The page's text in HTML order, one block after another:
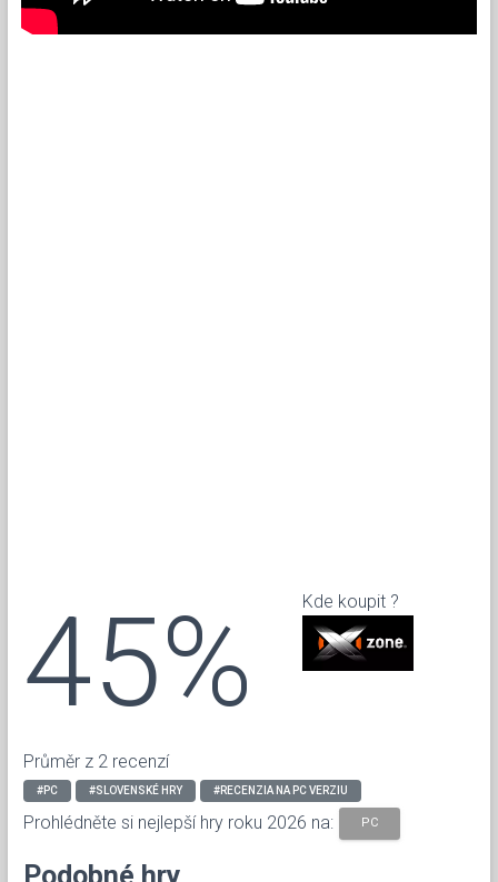
45%
Průměr z 2 recenzí
Kde koupit ?
#PC #SLOVENSKÉ HRY #RECENZIA NA PC VERZIU
Prohlédněte si nejlepší hry roku 2026 na: PC
Podobné hry